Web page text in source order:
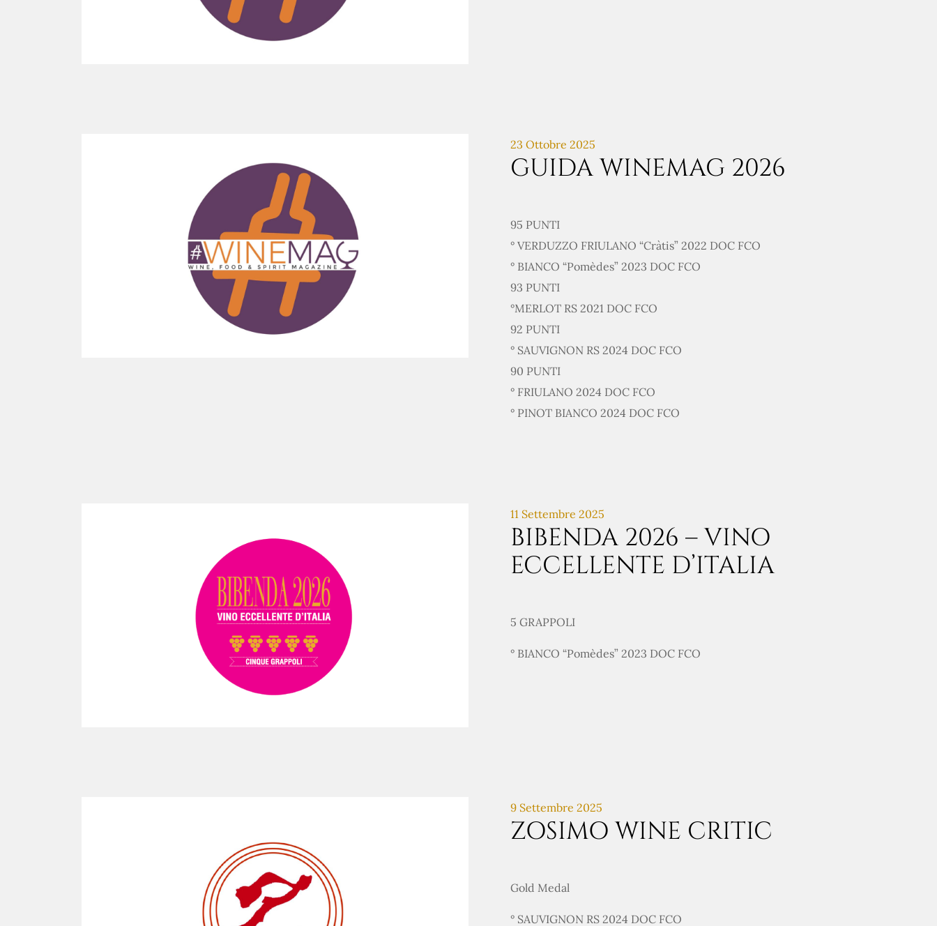
23 Ottobre 2025
GUIDA WINEMAG 2026
95 PUNTI
° VERDUZZO FRIULANO “Cràtis” 2022 DOC FCO
° BIANCO “Pomèdes” 2023 DOC FCO
93 PUNTI
°MERLOT RS 2021 DOC FCO
92 PUNTI
° SAUVIGNON RS 2024 DOC FCO
90 PUNTI
° FRIULANO 2024 DOC FCO
° PINOT BIANCO 2024 DOC FCO
11 Settembre 2025
BIBENDA 2026 – VINO
ECCELLENTE D’ITALIA
5 GRAPPOLI
° BIANCO “Pomèdes” 2023 DOC FCO
9 Settembre 2025
ZOSIMO WINE CRITIC
Gold Medal
° SAUVIGNON RS 2024 DOC FCO